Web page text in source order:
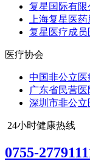
复星国际有限
上海复星医
复星医疗成员
医疗协会
中国非公立医
广东省民营
深圳市非公
24小时健康热线
0755-